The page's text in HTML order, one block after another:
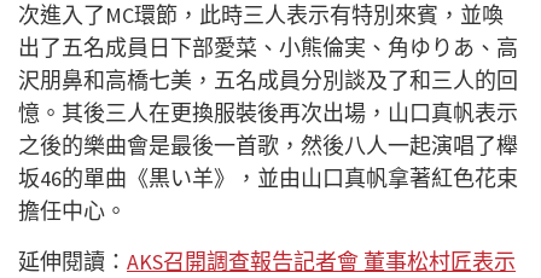
次進入了MC環節，此時三人表示有特別來賓，並喚
出了五名成員日下部愛菜、小熊倫実、角ゆりあ、高
沢朋鼻和高橋七美，五名成員分別談及了和三人的回
憶。其後三人在更換服裝後再次出場，山口真帆表示
之後的樂曲會是最後一首歌，然後八人一起演唱了櫸
坂46的單曲《黒い羊》，並由山口真帆拿著紅色花束
擔任中心。
延伸閱讀： AKS召開調查報告記者會 董事松村匠表示